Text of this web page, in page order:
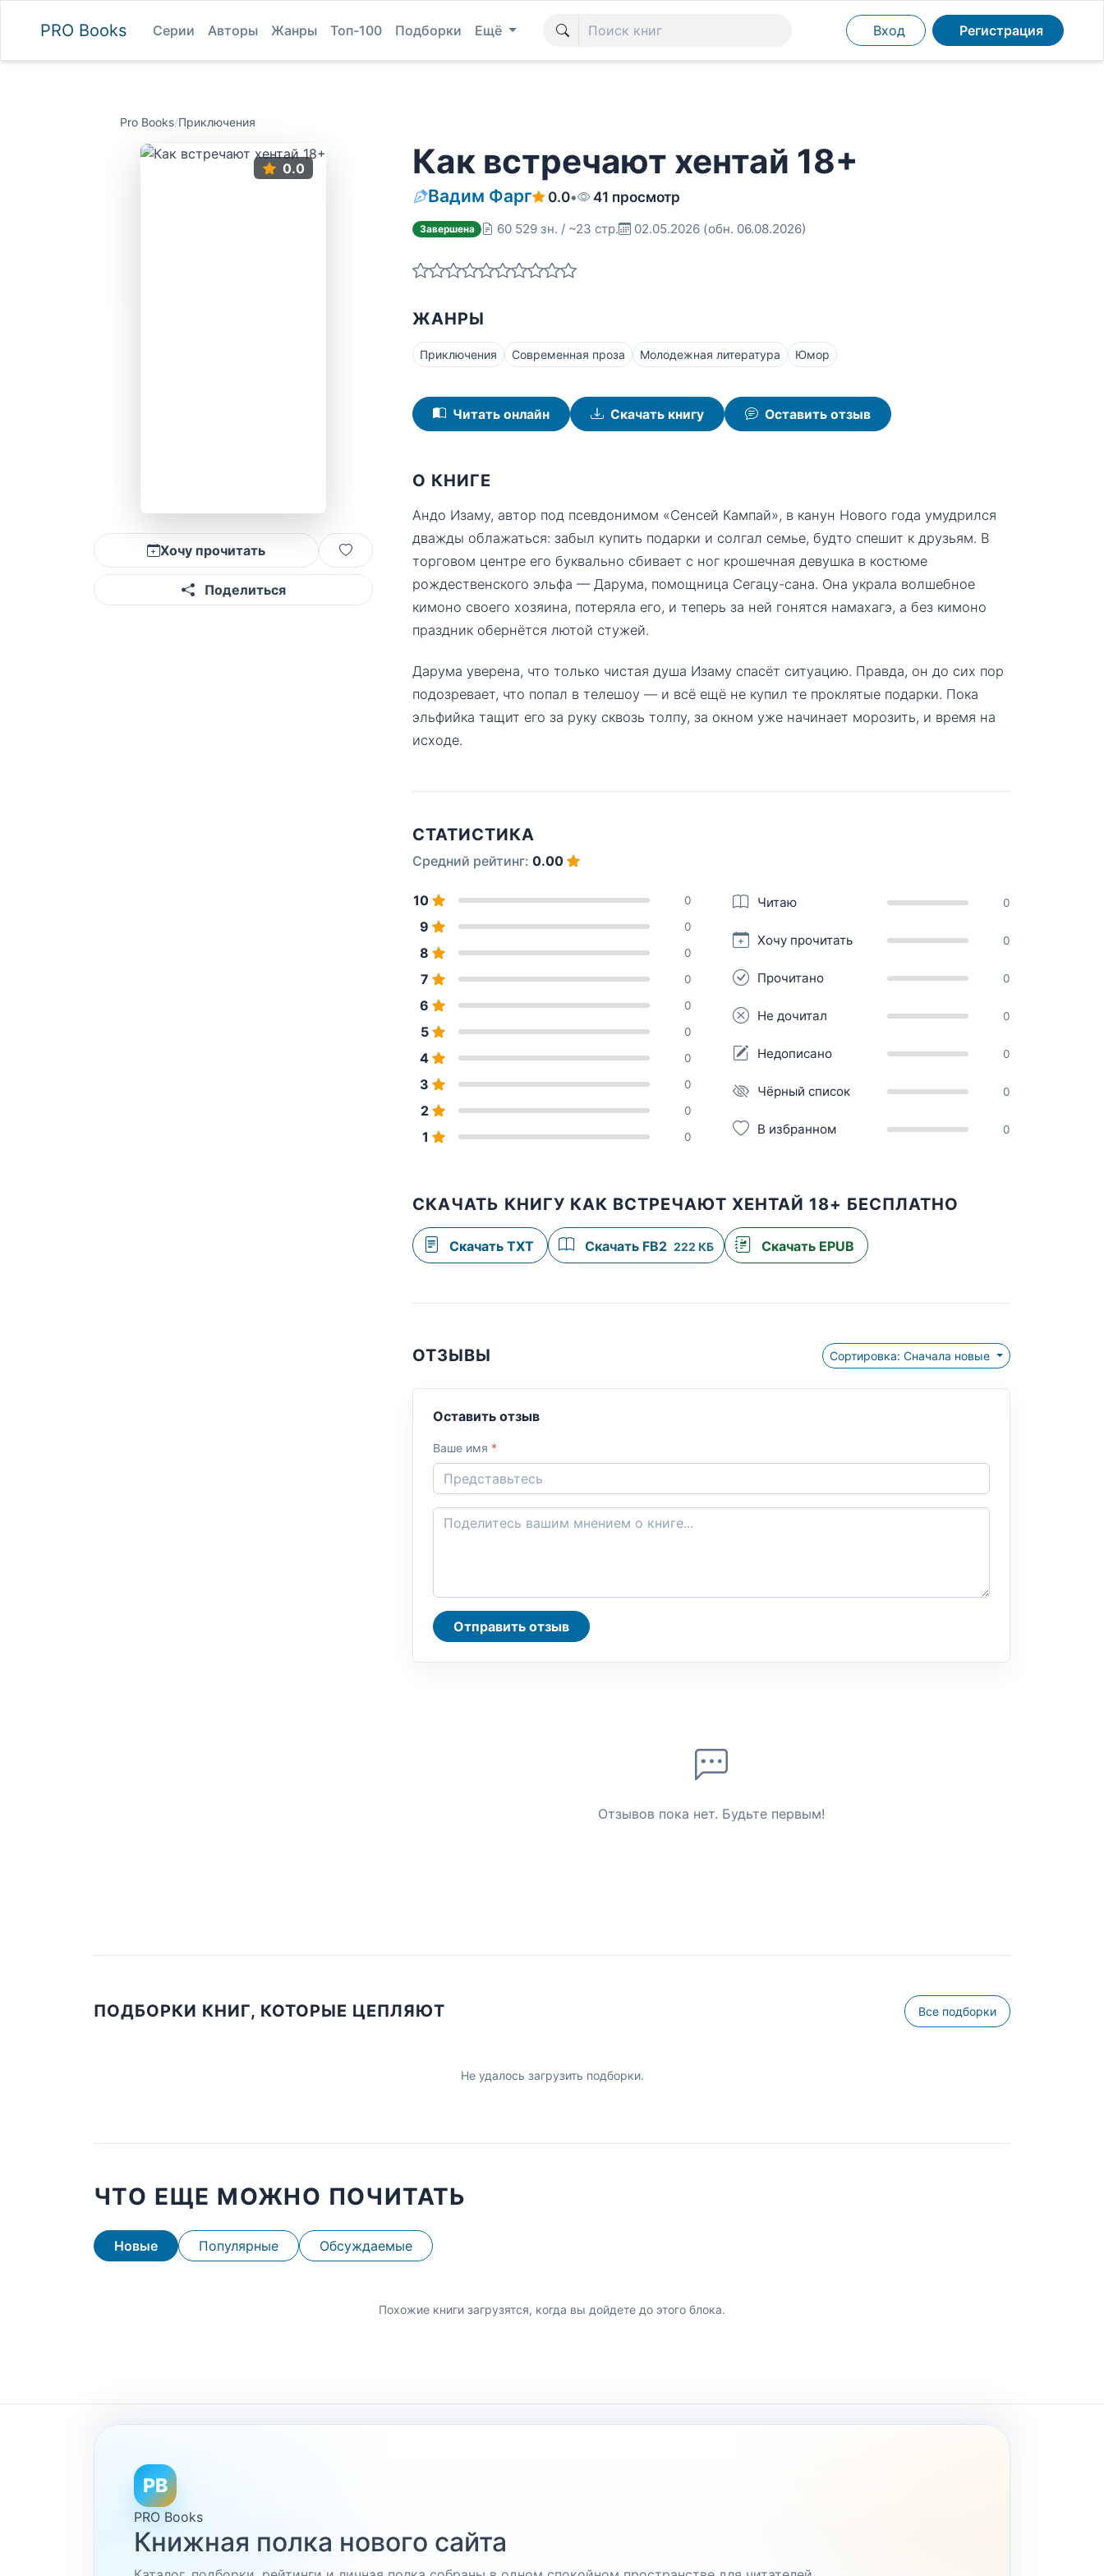
PRO Books Серии Авторы Жанры Топ-100 Подборки Ещё Вход Регистрация
Pro Books/Приключения
0.0
Хочу прочитать
Поделиться
Как встречают хентай 18+
Вадим Фарг 0.0• 41 просмотр
Завершена 60 529 зн. / ~23 стр. 02.05.2026 (обн. 06.08.2026)
ЖАНРЫ
Приключения Современная проза Молодежная литература Юмор
Читать онлайн Скачать книгу Оставить отзыв
О КНИГЕ
Андо Изаму, автор под псевдонимом «Сенсей Кампай», в канун Нового года умудрился
дважды облажаться: забыл купить подарки и солгал семье, будто спешит к друзьям. В
торговом центре его буквально сбивает с ног крошечная девушка в костюме
рождественского эльфа — Дарума, помощница Сегацу-сана. Она украла волшебное
кимоно своего хозяина, потеряла его, и теперь за ней гонятся намахагэ, а без кимоно
праздник обернётся лютой стужей.
Дарума уверена, что только чистая душа Изаму спасёт ситуацию. Правда, он до сих пор
подозревает, что попал в телешоу — и всё ещё не купил те проклятые подарки. Пока
эльфийка тащит его за руку сквозь толпу, за окном уже начинает морозить, и время на
исходе.
СТАТИСТИКА
Средний рейтинг: 0.00
10 0
9 0
8 0
7 0
6 0
5 0
4 0
3 0
2 0
1 0
Читаю 0
Хочу прочитать 0
Прочитано 0
Не дочитал 0
Недописано 0
Чёрный список 0
В избранном 0
СКАЧАТЬ КНИГУ КАК ВСТРЕЧАЮТ ХЕНТАЙ 18+ БЕСПЛАТНО
Скачать TXT Скачать FB2 222 КБ Скачать EPUB
ОТЗЫВЫ Сортировка: Сначала новые
Оставить отзыв
Ваше имя *
Отправить отзыв
Отзывов пока нет. Будьте первым!
ПОДБОРКИ КНИГ, КОТОРЫЕ ЦЕПЛЯЮТ Все подборки
Не удалось загрузить подборки.
ЧТО ЕЩЕ МОЖНО ПОЧИТАТЬ
Новые Популярные Обсуждаемые
Похожие книги загрузятся, когда вы дойдете до этого блока.
PB
PRO Books
Книжная полка нового сайта